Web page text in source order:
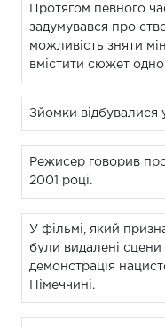
Протягом певного
задумувався про
можливість зняти
вмістити сюжет
Зйомки відбувалися
Режисер говорив
2001 році.
У фільмі, який
були видалені сцени
демонстрація
Німеччині.